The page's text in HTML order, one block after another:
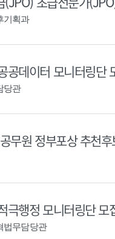
기획과
공데이터 모니터링단
당관
무원 정부포상 추천
극행정 모니터링단 모
법무담당관